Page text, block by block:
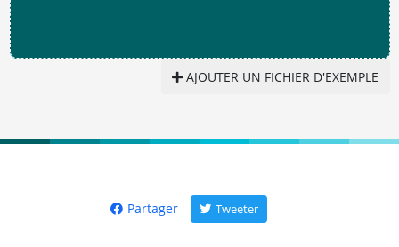
AJOUTER UN FICHIER D'EXEMPLE
Partager Tweeter